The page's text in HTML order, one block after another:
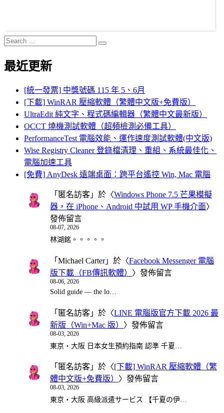
Search
for:
Search
最近更新
[統一發票] 中獎號碼 115 年 5、6月
[下載] WinRAR 壓縮軟體（繁體中文版+免費版）
UltraEdit 純文字、程式碼編輯器（繁體中文最新版）
OCCT 燒機測試軟體（超頻檢測必備工具）
PerformanceTest 電腦效能、運作速度測試軟體(中文版)
Wise Registry Cleaner 登錄檔清理、重組、系統最佳化、
電腦加速工具
[免費] AnyDesk 遠端桌面：跨平台遙控 Win, Mac 電腦
「 匿名訪客 」於〈Windows Phone 7.5 芒果模擬
器，在 iPhone、Android 中試用 WP 手機介面〉
發佈留言
08-07, 2026
林湖銘。。。。。
「 Michael Carter」於〈Facebook Messenger 電腦
版下載（FB傳訊軟體） 〉發佈留言
08-06, 2026
Solid guide — the lo…
「 匿名訪客 」於〈LINE 電腦版官方下載 2026 最
新版（Win+Mac 版） 〉發佈留言
08-03, 2026
東京・大阪 日本女生預約指南 認準 千夏…
「 匿名訪客 」於〈[下載] WinRAR 壓縮軟體（繁
體中文版+免費版） 〉發佈留言
08-03, 2026
東京・大阪 高級派遣サービス 【千夏の伊…